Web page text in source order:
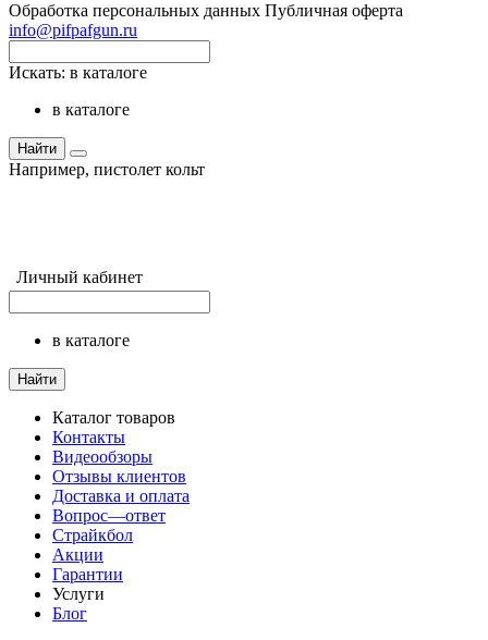
Обработка персональных данных Публичная оферта
info@pifpafgun.ru
Искать: в каталоге
в каталоге
Найти
Например, пистолет кольт
Личный кабинет
в каталоге
Найти
Каталог товаров
Контакты
Видеообзоры
Отзывы клиентов
Доставка и оплата
Вопрос—ответ
Страйкбол
Акции
Гарантии
Услуги
Блог